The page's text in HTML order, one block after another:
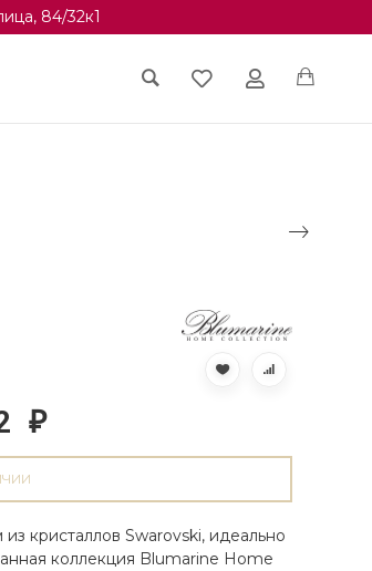
84/32к1
₽
кристаллов Swarovski, идеально
коллекция Blumarine Home